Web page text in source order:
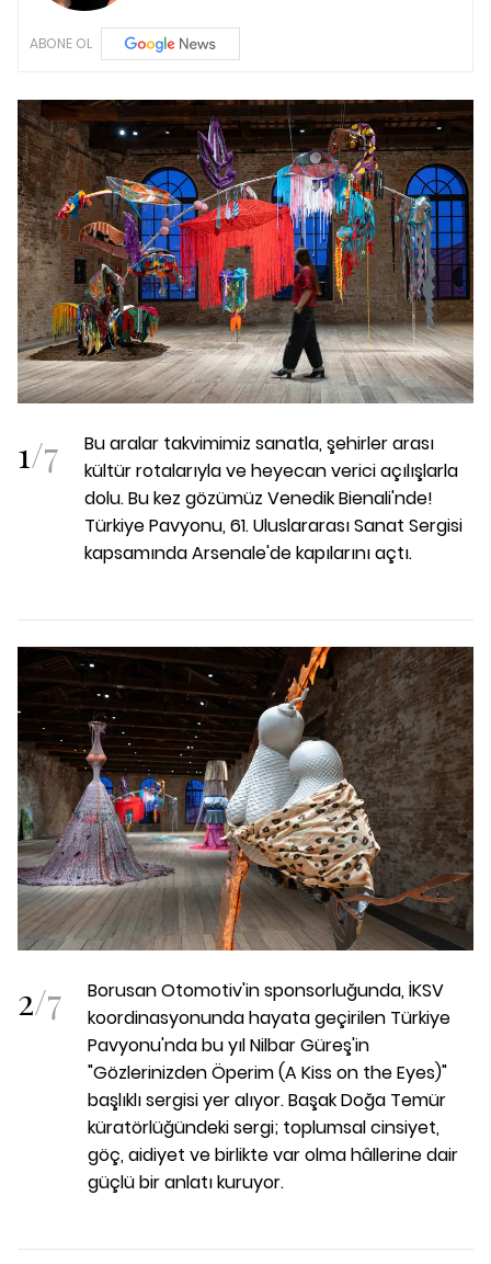
ABONE OL
1/7
Bu aralar takvimimiz sanatla, şehirler arası
kültür rotalarıyla ve heyecan verici açılışlarla
dolu. Bu kez gözümüz Venedik Bienali'nde!
Türkiye Pavyonu, 61. Uluslararası Sanat Sergisi
kapsamında Arsenale'de kapılarını açtı.
2/7
Borusan Otomotiv'in sponsorluğunda, İKSV
koordinasyonunda hayata geçirilen Türkiye
Pavyonu'nda bu yıl Nilbar Güreş'in
"Gözlerinizden Öperim (A Kiss on the Eyes)"
başlıklı sergisi yer alıyor. Başak Doğa Temür
küratörlüğündeki sergi; toplumsal cinsiyet,
göç, aidiyet ve birlikte var olma hâllerine dair
güçlü bir anlatı kuruyor.